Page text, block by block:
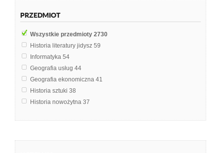
PRZEDMIOT
Wszystkie przedmioty 2730
Historia literatury jidysz 59
Informatyka 54
Geografia usług 44
Geografia ekonomiczna 41
Historia sztuki 38
Historia nowożytna 37